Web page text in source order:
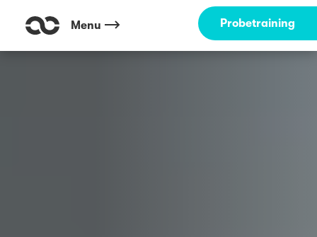
Menu Probetraining
Outdoor Fitness direkt um die Ecke: Kemnader See Bochum ☀️